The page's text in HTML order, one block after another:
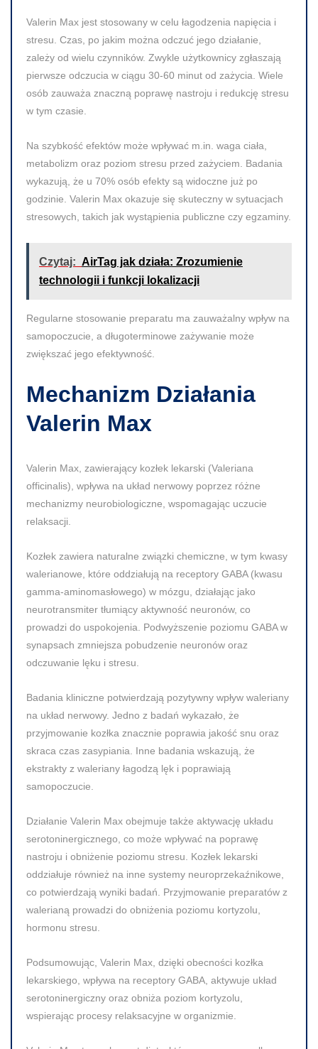
Valerin Max jest stosowany w celu łagodzenia napięcia i
stresu. Czas, po jakim można odczuć jego działanie,
zależy od wielu czynników. Zwykle użytkownicy zgłaszają
pierwsze odczucia w ciągu 30-60 minut od zażycia. Wiele
osób zauważa znaczną poprawę nastroju i redukcję stresu
w tym czasie.
Na szybkość efektów może wpływać m.in. waga ciała,
metabolizm oraz poziom stresu przed zażyciem. Badania
wykazują, że u 70% osób efekty są widoczne już po
godzinie. Valerin Max okazuje się skuteczny w sytuacjach
stresowych, takich jak wystąpienia publiczne czy egzaminy.
Czytaj: AirTag jak działa: Zrozumienie
technologii i funkcji lokalizacji
Regularne stosowanie preparatu ma zauważalny wpływ na
samopoczucie, a długoterminowe zażywanie może
zwiększać jego efektywność.
Mechanizm Działania
Valerin Max
Valerin Max, zawierający kozłek lekarski (Valeriana
officinalis) , wpływa na układ nerwowy poprzez różne
mechanizmy neurobiologiczne, wspomagając uczucie
relaksacji.
Kozłek zawiera naturalne związki chemiczne, w tym kwasy
walerianowe, które oddziałują na receptory GABA (kwasu
gamma-aminomasłowego) w mózgu, działając jako
neurotransmiter tłumiący aktywność neuronów, co
prowadzi do uspokojenia. Podwyższenie poziomu GABA w
synapsach zmniejsza pobudzenie neuronów oraz
odczuwanie lęku i stresu.
Badania kliniczne potwierdzają pozytywny wpływ waleriany
na układ nerwowy. Jedno z badań wykazało, że
przyjmowanie kozłka znacznie poprawia jakość snu oraz
skraca czas zasypiania. Inne badania wskazują, że
ekstrakty z waleriany łagodzą lęk i poprawiają
samopoczucie.
Działanie Valerin Max obejmuje także aktywację układu
serotoninergicznego, co może wpływać na poprawę
nastroju i obniżenie poziomu stresu. Kozłek lekarski
oddziałuje również na inne systemy neuroprzekaźnikowe,
co potwierdzają wyniki badań. Przyjmowanie preparatów z
walerianą prowadzi do obniżenia poziomu kortyzolu,
hormonu stresu.
Podsumowując, Valerin Max, dzięki obecności kozłka
lekarskiego, wpływa na receptory GABA, aktywuje układ
serotoninergiczny oraz obniża poziom kortyzolu,
wspierając procesy relaksacyjne w organizmie.